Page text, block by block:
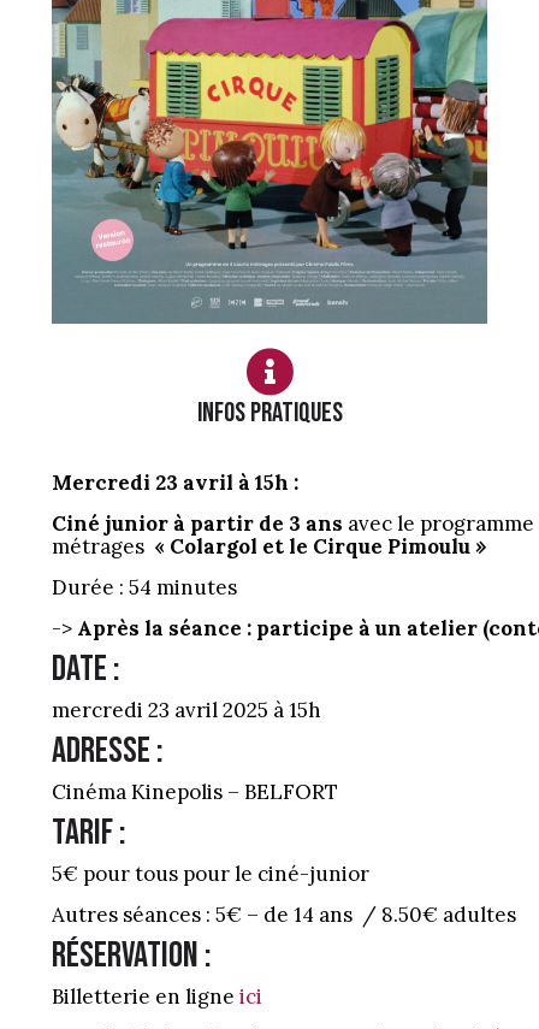
infos pratiques
Mercredi 23 avril à 15h :
Ciné junior à partir de 3 ans avec le
métrages « Colargol et le Cirque Pimoulu»
Durée : 54 minutes
-> Après la séance : participe à un atelier
Date :
mercredi 23 avril 2025 à 15h
Adresse :
Cinéma Kinepolis – BELFORT
Tarif :
5€ pour tous pour le ciné-junior
Autres séances : 5€ – de 14 ans / 8.50€ adultes
Réservation :
Billetterie en ligne ici